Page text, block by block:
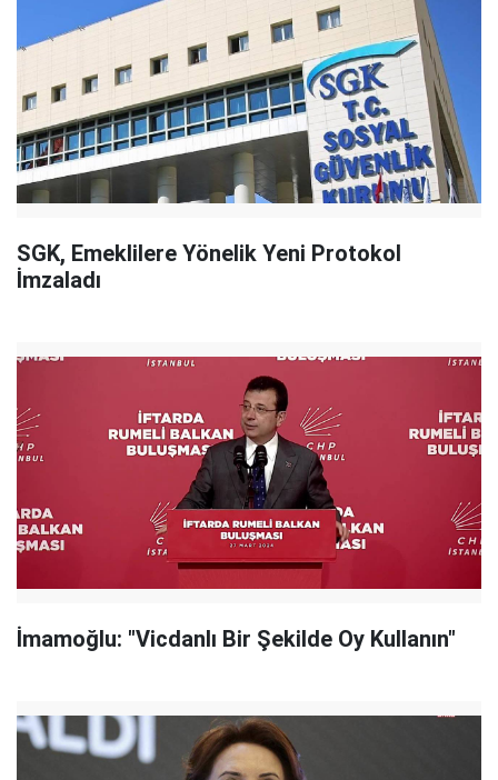
SGK, Emeklilere Yönelik Yeni Protokol
İmzaladı
İmamoğlu: "Vicdanlı Bir Şekilde Oy Kullanın"